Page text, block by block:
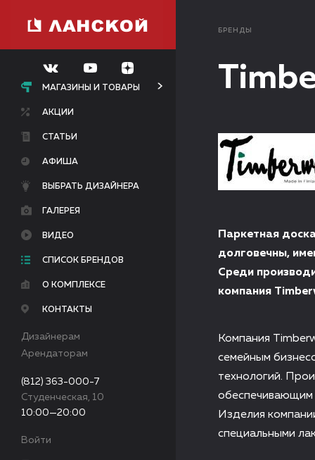
МАГАЗИНЫ И ТОВАРЫ
АКЦИИ
СТАТЬИ
АФИША
ВЫБРАТЬ ДИЗАЙНЕРА
ГАЛЕРЕЯ
ВИДЕО
СПИСОК БРЕНДОВ
О КОМПЛЕКСЕ
КОНТАКТЫ
Дизайнерам
Арендаторам
(812) 363-000-7
Студенческая, 10
10:00—20:00
Войти
БРЕНДЫ
Паркетная
долговечны,
Среди
компания
Компания
семейным
технологий.
обеспечивающим
Изделия
специальными